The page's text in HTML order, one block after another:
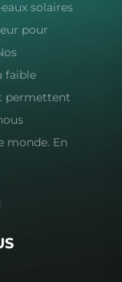
solaires
pour
faible
permettent
monde. En